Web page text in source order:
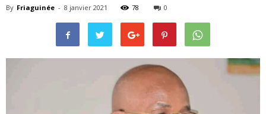
By Friaguinée - 8 janvier 2021 78 0